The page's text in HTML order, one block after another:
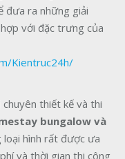
đưa ra những giải
với đặc trưng của
Kientruc24h/
thiết kế và thi
bungalow và
loại hình rất được ưa
và thời gian thi công